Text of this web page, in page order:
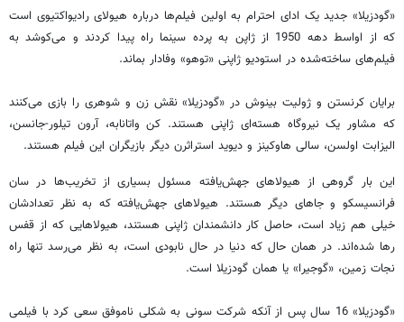
«گودزیلا» جدید یک ادای احترام به اولین فیلم‌ها درباره هیولای رادیواکتیوی است
که از اواسط دهه 1950 از ژاپن به پرده سینما راه پیدا کردند و می‌کوشد به
فیلم‌های ساخته‌شده در استودیو ژاپنی «توهو» وفادار بماند.
برایان کرنستن و ژولیت بینوش در «گودزیلا» نقش زن و شوهری را بازی می‌کنند
که مشاور یک نیروگاه هسته‌ای ژاپنی هستند. کن واتانابه، آرون تیلور-جانسن،
الیزابت اولسن، سالی هاوکینز و دیوید استراثرن دیگر بازیگران این فیلم هستند.
این بار گروهی از هیولاهای جهش‌یافته مسئول بسیاری از تخریب‌ها در سان
فرانسیسکو و جاهای دیگر هستند. هیولاهای جهش‌یافته که به نظر تعدادشان
خیلی هم زیاد است، حاصل کار دانشمندان ژاپنی هستند، هیولاهایی که از قفس
رها شده‌اند. در همان حال که دنیا در حال نابودی است، به نظر می‌رسد تنها راه
نجات زمین، «گوجیرا» یا همان گودزیلا است.
«گودزیلا» 16 سال پس از آنکه شرکت سونی به شکلی ناموفق سعی کرد با فیلمی